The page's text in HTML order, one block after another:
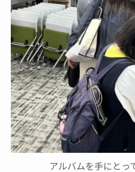
アルバムを手にとっ